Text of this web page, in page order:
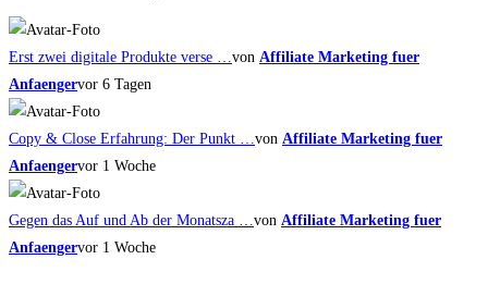
Erst zwei digitale Produkte verse … von Affiliate Marketing fuer
Anfaengervor 6 Tagen
Copy & Close Erfahrung: Der Punkt … von Affiliate Marketing fuer
Anfaengervor 1 Woche
Gegen das Auf und Ab der Monatsza … von Affiliate Marketing fuer
Anfaengervor 1 Woche